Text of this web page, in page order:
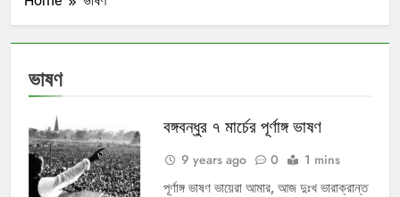
ভাষণ
বঙ্গবন্ধুর ৭ মার্চের পূর্ণাঙ্গ ভাষণ
9 years ago 0 1 mins
পূর্ণাঙ্গ ভাষণ ভায়েরা আমার, আজ দুঃখ ভারাক্রান্ত